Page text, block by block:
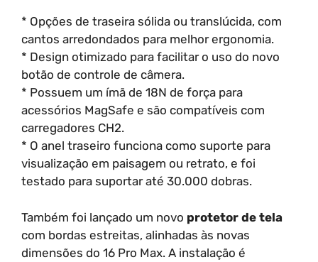
* Opções de traseira sólida ou translúcida, com
cantos arredondados para melhor ergonomia.
* Design otimizado para facilitar o uso do novo
botão de controle de câmera.
* Possuem um ímã de 18N de força para
acessórios MagSafe e são compatíveis com
carregadores CH2.
* O anel traseiro funciona como suporte para
visualização em paisagem ou retrato, e foi
testado para suportar até 30.000 dobras.
Também foi lançado um novo protetor de tela
com bordas estreitas, alinhadas às novas
dimensões do 16 Pro Max. A instalação é